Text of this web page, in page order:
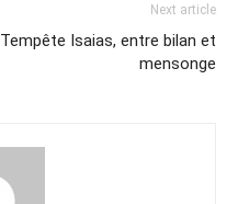
Next article
Tempête Isaias, entre bilan et
mensonge